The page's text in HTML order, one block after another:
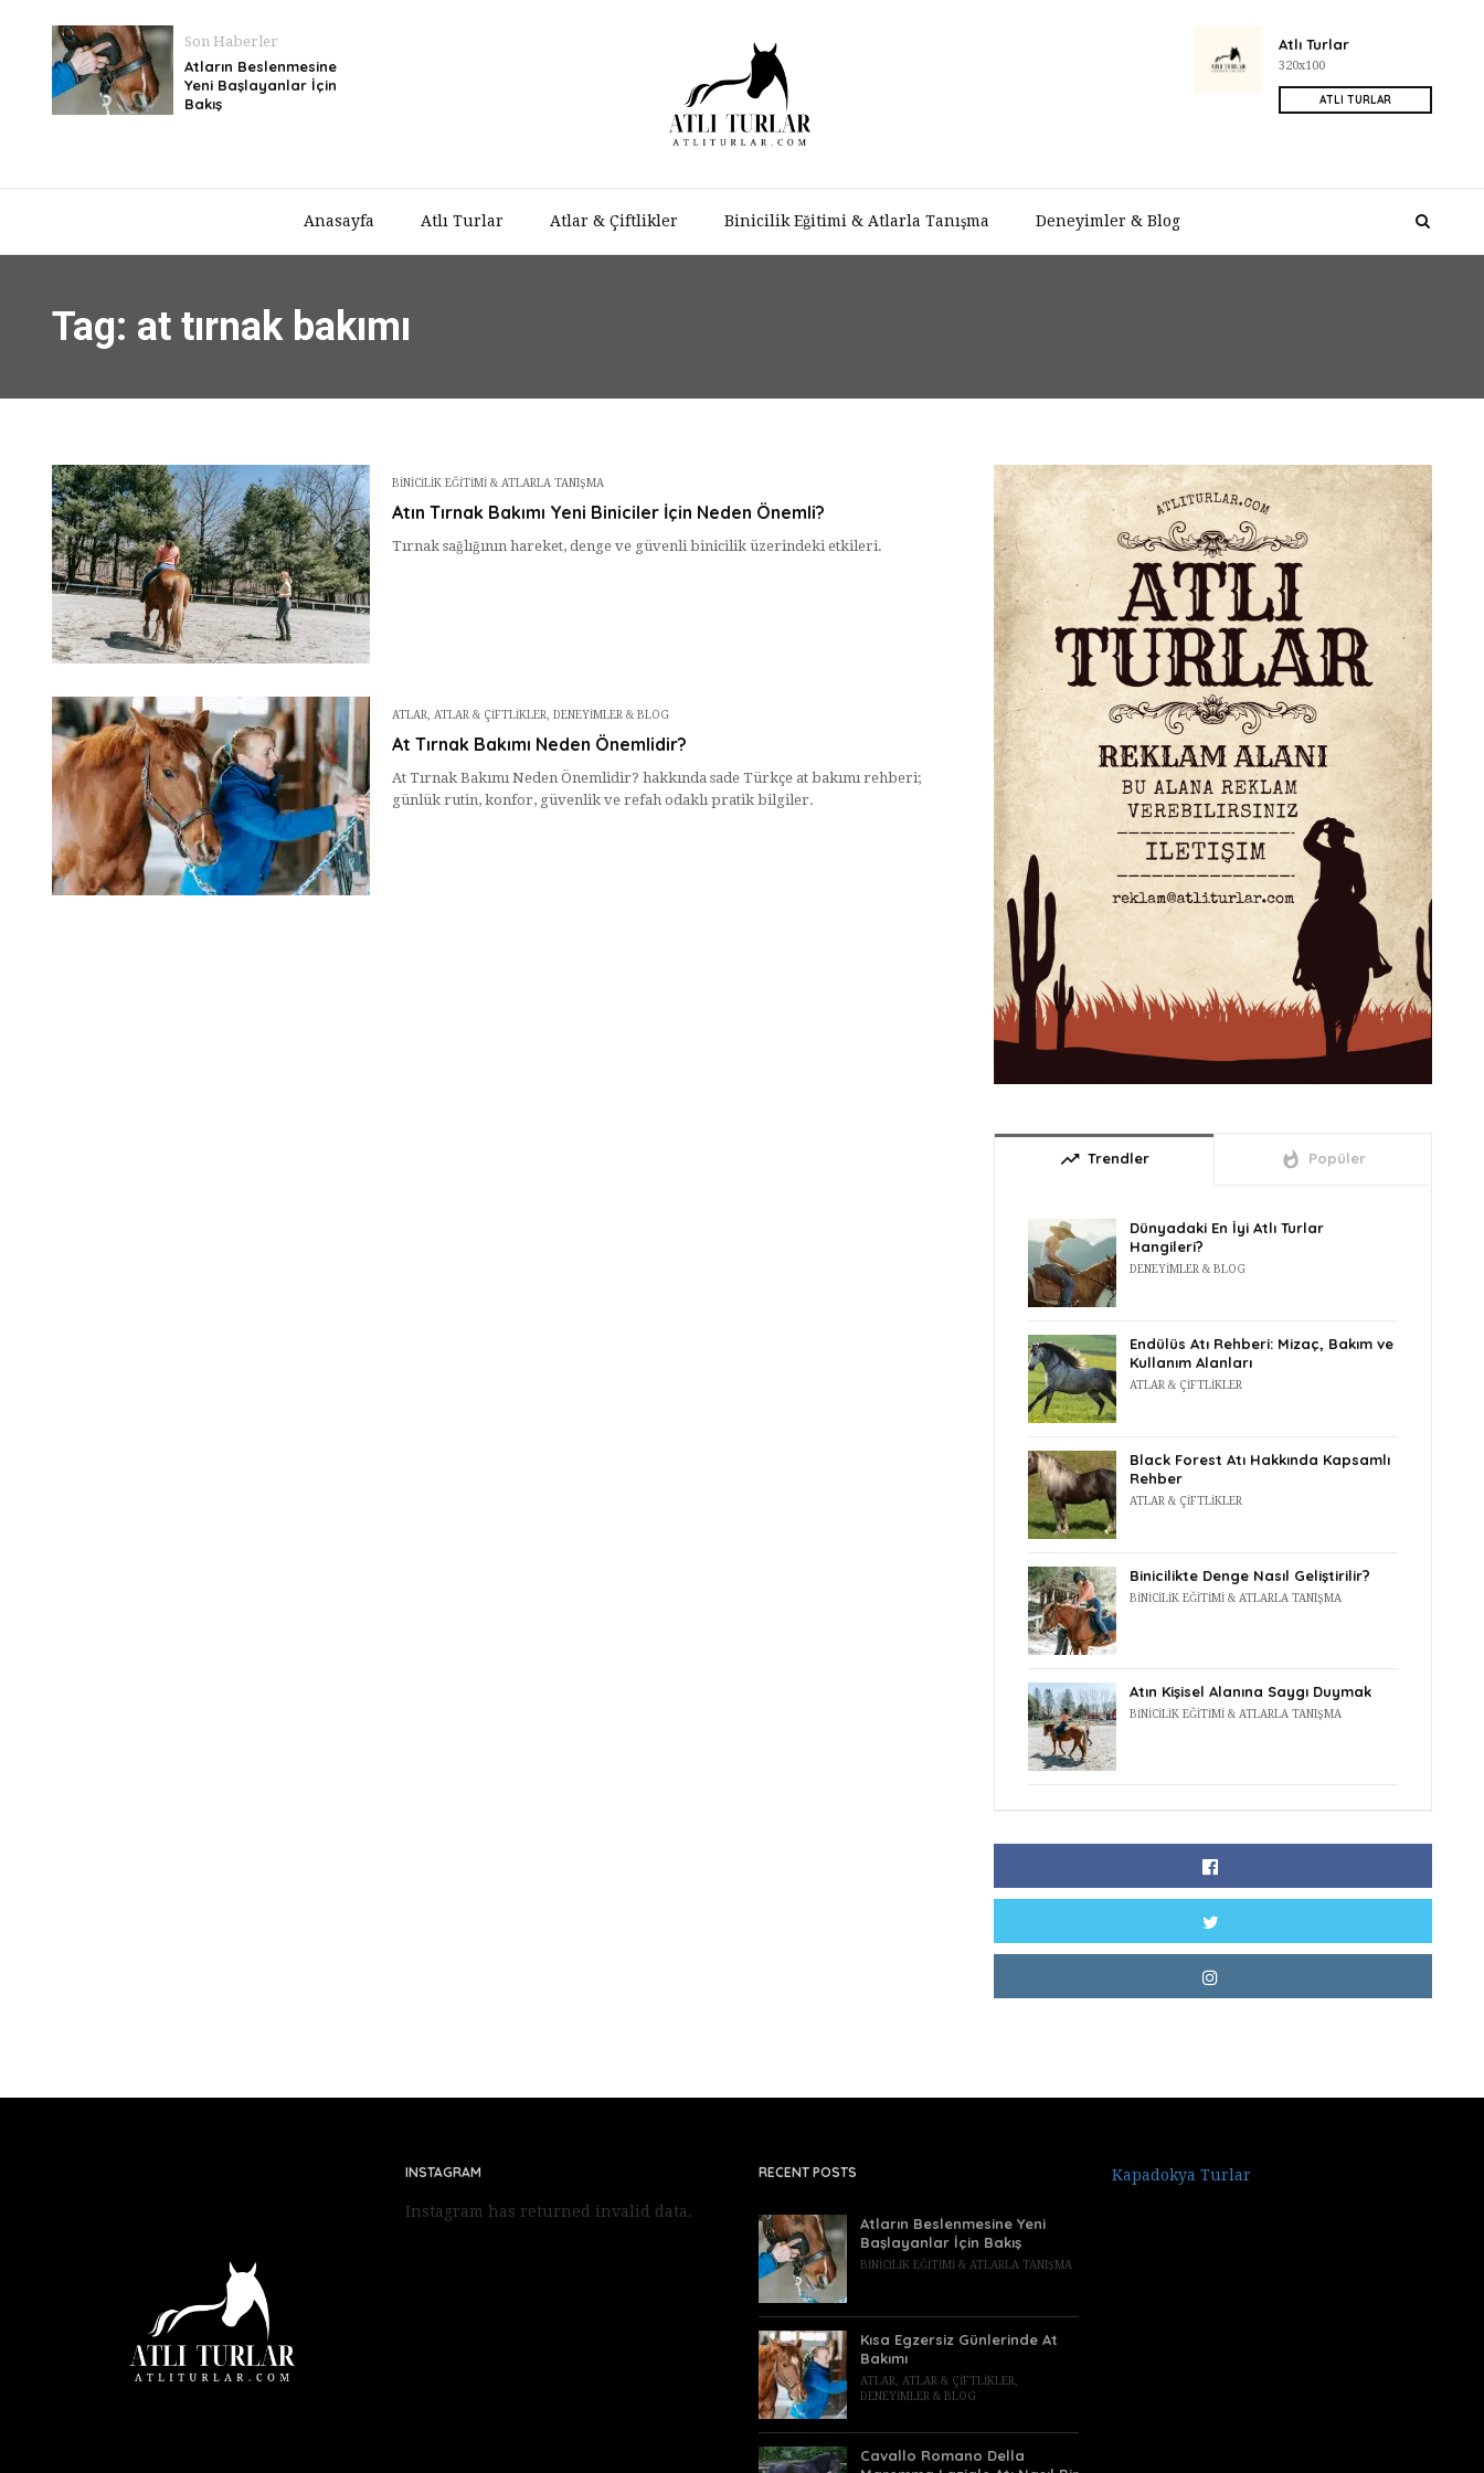
Anasayfa Atlı Turlar Atlar & Çiftlikler Binicilik Eğitimi & Atlarla Tanışma Deneyimler & Blog
Atlı Turlar
320x100
ATLI TURLAR
Son Haberler
Atların Beslenmesine
Yeni Başlayanlar İçin
Bakış
Tag: at tırnak bakımı
BINICILIK EĞITIMI & ATLARLA TANIŞMA
Atın Tırnak Bakımı Yeni Biniciler İçin Neden Önemli?
Tırnak sağlığının hareket, denge ve güvenli binicilik üzerindeki etkileri.
ATLAR ATLAR & ÇIFTLIKLER DENEYIMLER & BLOG
At Tırnak Bakımı Neden Önemlidir?
At Tırnak Bakımı Neden Önemlidir? hakkında sade Türkçe at bakımı rehberi;
günlük rutin, konfor, güvenlik ve refah odaklı pratik bilgiler.
trending_up Trendler whatshot Popüler
Dünyadaki En İyi Atlı Turlar
Hangileri?
DENEYIMLER & BLOG
Endülüs Atı Rehberi: Mizaç, Bakım ve
Kullanım Alanları
ATLAR & ÇIFTLIKLER
Black Forest Atı Hakkında Kapsamlı
Rehber
ATLAR & ÇIFTLIKLER
Binicilikte Denge Nasıl Geliştirilir?
BINICILIK EĞITIMI & ATLARLA TANIŞMA
Atın Kişisel Alanına Saygı Duymak
BINICILIK EĞITIMI & ATLARLA TANIŞMA
INSTAGRAM
Instagram has returned invalid data.
RECENT POSTS
Atların Beslenmesine Yeni
Başlayanlar İçin Bakış
BINICILIK EĞITIMI & ATLARLA TANIŞMA
Kısa Egzersiz Günlerinde At
Bakımı
ATLAR ATLAR & ÇIFTLIKLER
DENEYIMLER & BLOG
Cavallo Romano Della
Kapadokya Turlar